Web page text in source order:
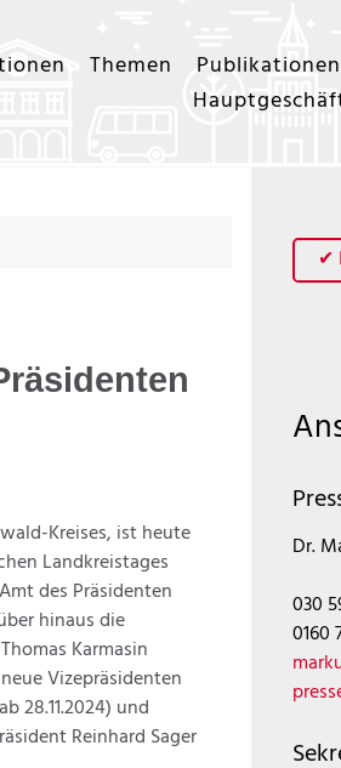
Themen Publikationen
Kreises, ist heute
Landkreistages
des Präsidenten
hinaus die
Karmasin
Vizepräsidenten
28.11.2024) und
Reinhard Sager
✔
Dr.
030
0160